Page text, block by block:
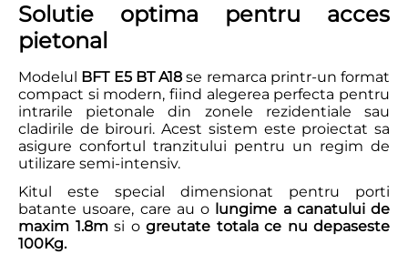
Solutie optima pentru acces
pietonal
Modelul BFT E5 BT A18 se remarca printr-un format
compact si modern, fiind alegerea perfecta pentru
intrarile pietonale din zonele rezidentiale sau
cladirile de birouri. Acest sistem este proiectat sa
asigure confortul tranzitului pentru un regim de
utilizare semi-intensiv.
Kitul este special dimensionat pentru porti
batante usoare, care au o lungime a canatului de
maxim 1.8msi o greutate totala ce nu depaseste
100Kg.